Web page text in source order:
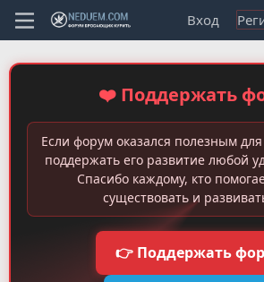
Вход
❤️ Поддержать
Если форум оказался полезным
поддержать его развитие любой
Спасибо каждому, кто
существовать и
👉 Поддержать